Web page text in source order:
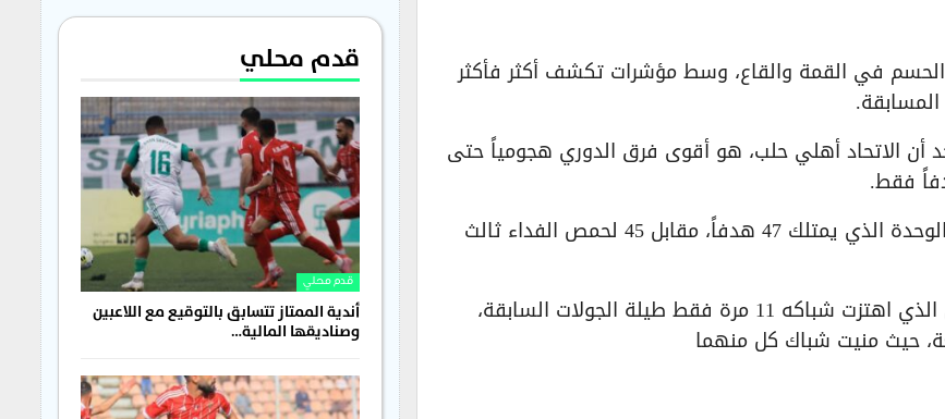
الحسم في القمة والقاع، وسط مؤشرات تكشف أكثر فأكثر
أن الاتحاد أهلي حلب، هو أقوى فرق الدوري هجومياً حتى
ويبتعد الاتحاد أهلي حلب عن أقرب ملاحقيه هجومياً، الوحدة الذي يمتلك 47 هدفاً، مقابل 45 لحمص الفداء ثالث
دفاعياً، لا صوت يعلو فوق صوت حمص الفداء، الفريق الذي اهتزت شباكه 11 مرة فقط طيلة الجولات السابقة،
حيث منيت شباك كل منهما
قدم محلي
قدم محلي
أندية الممتاز تتسابق بالتوقيع مع اللاعبين
وصناديقها المالية…